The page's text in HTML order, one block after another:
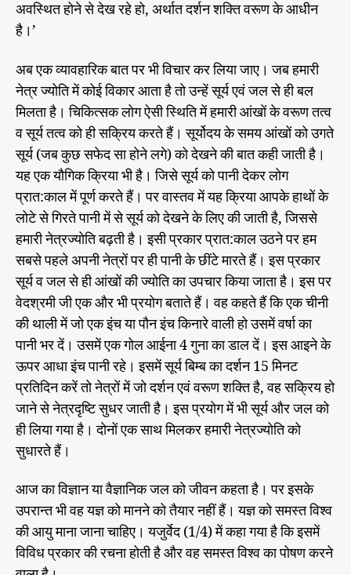
अवस्थित होने से देख रहे हो, अर्थात दर्शन शक्ति वरूण के आधीन
है।’
अब एक व्यावहारिक बात पर भी विचार कर लिया जाए। जब हमारी
नेत्र ज्योति में कोई विकार आता है तो उन्हें सूर्य एवं जल से ही बल
मिलता है। चिकित्सक लोग ऐसी स्थिति में हमारी आंखों के वरूण तत्व
व सूर्य तत्व को ही सक्रिय करते हैं। सूर्योदय के समय आंखों को उगते
सूर्य (जब कुछ सफेद सा होने लगे) को देखने की बात कही जाती है।
यह एक यौगिक क्रिया भी है। जिसे सूर्य को पानी देकर लोग
प्रात:काल में पूर्ण करते हैं। पर वास्तव में यह क्रिया आपके हाथों के
लोटे से गिरते पानी में से सूर्य को देखने के लिए की जाती है, जिससे
हमारी नेत्रज्योति बढ़ती है। इसी प्रकार प्रात:काल उठने पर हम
सबसे पहले अपनी नेत्रों पर ही पानी के छींटे मारते हैं। इस प्रकार
सूर्य व जल से ही आंखों की ज्योति का उपचार किया जाता है। इस पर
वेदश्रमी जी एक और भी प्रयोग बताते हैं। वह कहते हैं कि एक चीनी
की थाली में जो एक इंच या पौन इंच किनारे वाली हो उसमें वर्षा का
पानी भर दें। उसमें एक गोल आईना 4 गुना का डाल दें। इस आइने के
ऊपर आधा इंच पानी रहे। इसमें सूर्य बिम्ब का दर्शन 15 मिनट
प्रतिदिन करें तो नेत्रों में जो दर्शन एवं वरूण शक्ति है, वह सक्रिय हो
जाने से नेत्रदृष्टि सुधर जाती है। इस प्रयोग में भी सूर्य और जल को
ही लिया गया है। दोनों एक साथ मिलकर हमारी नेत्रज्योति को
सुधारते हैं।
आज का विज्ञान या वैज्ञानिक जल को जीवन कहता है। पर इसके
उपरान्त भी वह यज्ञ को मानने को तैयार नहीं हैं। यज्ञ को समस्त विश्व
की आयु माना जाना चाहिए। यजुर्वेद (1/4) में कहा गया है कि इसमें
विविध प्रकार की रचना होती है और वह समस्त विश्व का पोषण करने